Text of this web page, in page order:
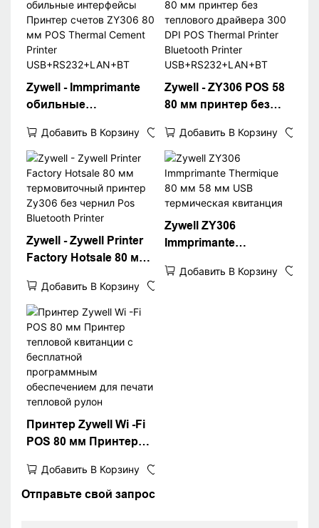
Zywell - Immprimante
обильные
счетов ZY306 80 мм
POS Thermal Cement
Printer
USB+RS232+LAN+BT
Добавить В Корзину
Zywell - ZY306 POS 58
80 мм принтер без
300 DPI POS Thermal
Printer Bluetooth
Printer
USB+RS232+LAN+BT
Добавить В Корзину
Zywell - Zywell Printer
Factory Hotsale 80 мм
принтер Zy306 без
чернил Pos Bluetooth
Printer
Добавить В Корзину
Zywell ZY306
Immprimante
мм USB термическая
Добавить В Корзину
Принтер Zywell Wi -Fi
POS 80 мм Принтер
бесплатной
программным
Добавить В Корзину
Отправьте свой запрос